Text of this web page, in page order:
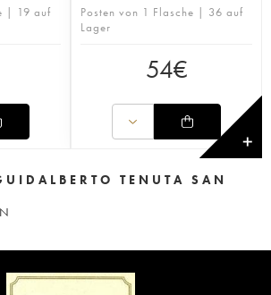
| 19 auf
Posten von 1 Flasche | 36 auf
Lager
54€
✕
TENUTA SAN